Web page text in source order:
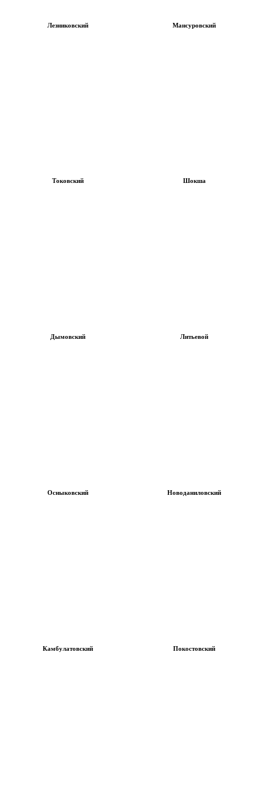
Лезниковский Мансуровский
Токовский Шокша
Дымовский Литьевой
Осныковский Новоданиловский
Камбулатовский Покостовский